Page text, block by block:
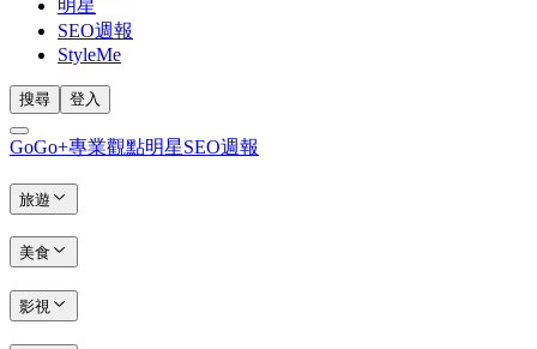
明星
SEO週報
StyleMe
搜尋 登入
GoGo+專業觀點明星SEO週報
旅遊
美食
影視